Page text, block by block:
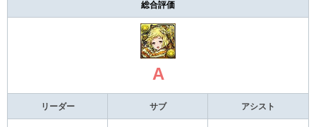
総合評価
A
リーダー サブ アシスト